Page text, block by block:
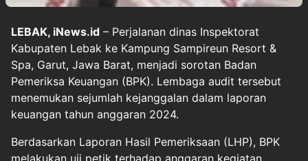
LEBAK, iNews.id – Perjalanan dinas Inspektorat
Kabupaten Lebak ke Kampung Sampireun Resort &
Spa, Garut, Jawa Barat, menjadi sorotan Badan
Pemeriksa Keuangan (BPK). Lembaga audit tersebut
menemukan sejumlah kejanggalan dalam laporan
keuangan tahun anggaran 2024.
Berdasarkan Laporan Hasil Pemeriksaan (LHP), BPK
melakukan uji petik terhadap anggaran kegiatan